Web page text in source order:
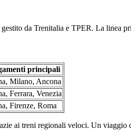
da Trenitalia e TPER. La linea
principali
Milano, Ancona
Ferrara, Venezia
Firenze, Roma
ai treni regionali veloci. Un